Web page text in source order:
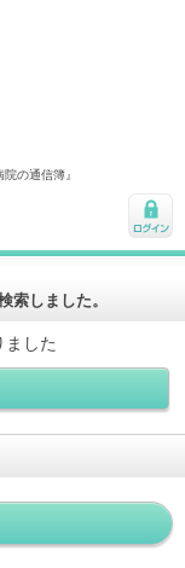
の通信簿』
ログ
「五所川原市」 「矯正歯科」 で検索しました。
ました